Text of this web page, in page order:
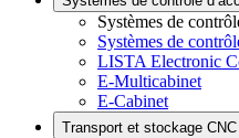
Systèmes de
Systèmes de
LISTA Electronic
E-Multicabinet
E-Cabinet
Transport et stockage CNC